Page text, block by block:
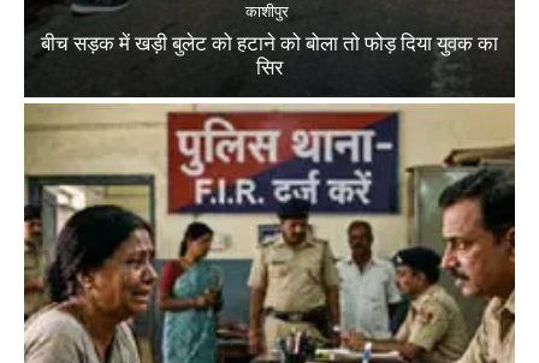
काशीपुर
बीच सड़क में खड़ी बुलेट को हटाने को बोला तो फोड़ दिया युवक का
सिर